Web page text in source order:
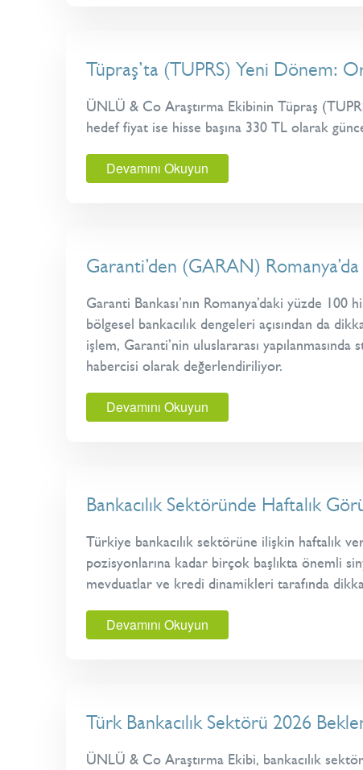
Tüpraş’ta (TUPRS) Yeni Dönem:
ÜNLÜ & Co Araştırma Ekibinin Tüpraş
hedef fiyat ise hisse başına 330 TL olarak
Devamını Okuyun
Garanti’den (GARAN)
Garanti Bankası’nın Romanya’daki yüzde
bölgesel bankacılık dengeleri açısından da
işlem, Garanti’nin uluslararası
habercisi olarak değerlendiriliyor.
Devamını Okuyun
Bankacılık Sektöründe Haftalık
Türkiye bankacılık sektörüne ilişkin haftalık
pozisyonlarına kadar birçok başlıkta önemli
mevduatlar ve kredi dinamikleri tarafında
Devamını Okuyun
Türk Bankacılık Sektörü 2026
ÜNLÜ & Co Araştırma Ekibi, bankacılık